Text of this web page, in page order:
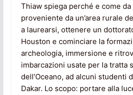
Thiaw spiega perché e come da
proveniente da un’area rurale
a laurearsi, ottenere un
Houston e cominciare la
archeologia, immersione e
imbarcazioni usate per la tratta
dell’Oceano, ad alcuni studenti
Dakar. Lo scopo: portare alla